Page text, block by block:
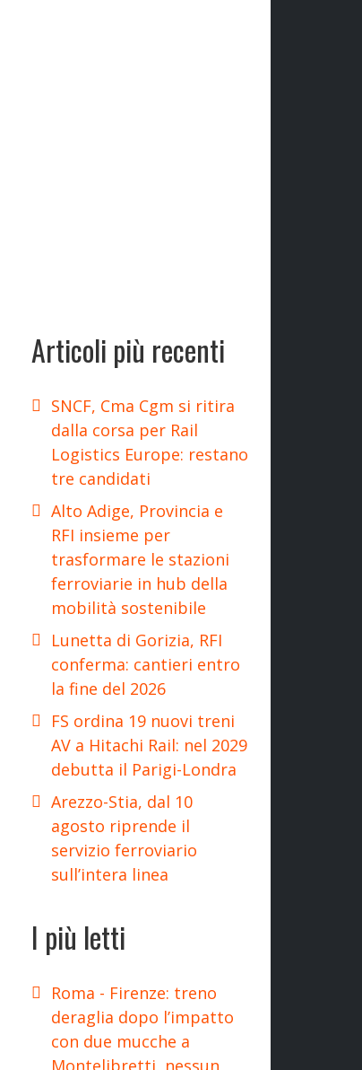
Articoli più recenti
SNCF, Cma Cgm si ritira
dalla corsa per Rail
Logistics Europe: restano
tre candidati
Alto Adige, Provincia e
RFI insieme per
trasformare le stazioni
ferroviarie in hub della
mobilità sostenibile
Lunetta di Gorizia, RFI
conferma: cantieri entro
la fine del 2026
FS ordina 19 nuovi treni
AV a Hitachi Rail: nel 2029
debutta il Parigi-Londra
Arezzo-Stia, dal 10
agosto riprende il
servizio ferroviario
sull’intera linea
I più letti
Roma - Firenze: treno
deraglia dopo l’impatto
con due mucche a
Montelibretti, nessun